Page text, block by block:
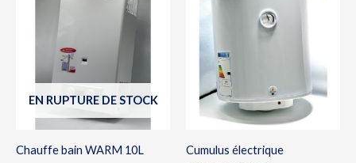
EN RUPTURE DE STOCK
Chauffe bain WARM 10L
Cumulus électrique